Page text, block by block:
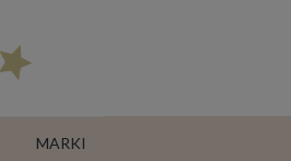
MARKI